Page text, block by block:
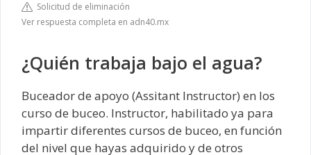
Solicitud de eliminación
Ver respuesta completa en adn40.mx
¿Quién trabaja bajo el agua?
Buceador de apoyo (Assitant Instructor) en los
curso de buceo. Instructor, habilitado ya para
impartir diferentes cursos de buceo, en función
del nivel que hayas adquirido y de otros